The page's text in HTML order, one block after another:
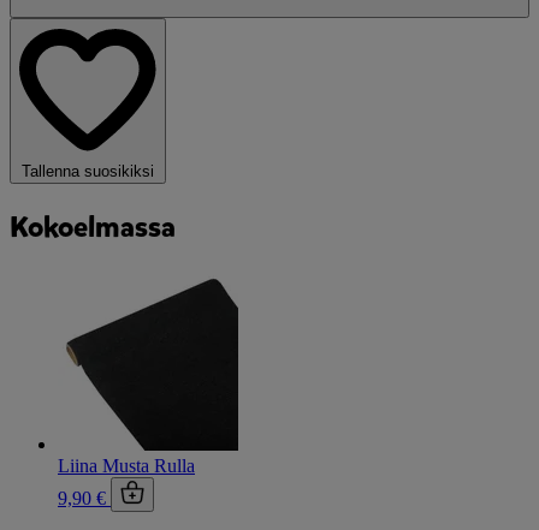
Tallenna suosikiksi
Kokoelmassa
Liina Musta Rulla
9,90 €